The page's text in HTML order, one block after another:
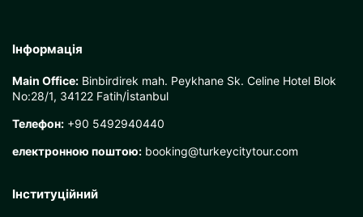
Інформація
Main Office: Binbirdirek mah. Peykhane Sk. Celine Hotel Blok
No:28/1, 34122 Fatih/İstanbul
Телефон: +90 5492940440
електронною поштою: booking@turkeycitytour.com
Інституційний